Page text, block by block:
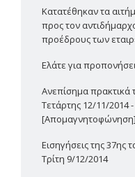
Κατατέθηκαν τα
προς τον
προέδρους των
Ελάτε για
Ανεπίσημα πρακτικά
Τετάρτης 12/11/2014
[Απομαγνητοφώνηση]
Εισηγήσεις της 37ης
Τρίτη 9/12/2014